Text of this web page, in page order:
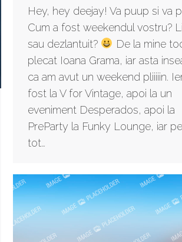
Hey, hey deejay! Va puup si va
Cum a fost weekendul vostru?
sau dezlantuit?
De la mine
plecat Ioana Grama, iar asta
ca am avut un weekend pliiiiin.
fost la V for Vintage, apoi la un
eveniment Desperados, apoi la
PreParty la Funky Lounge, iar
tot…